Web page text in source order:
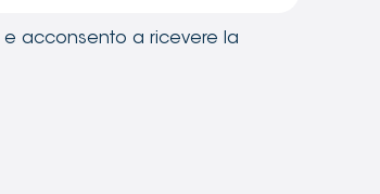
e acconsento a ricevere la